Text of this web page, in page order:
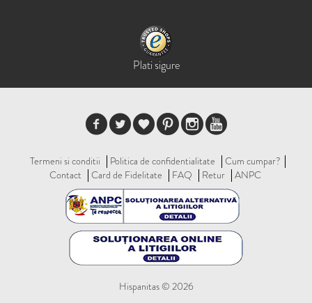
Plati sigure
Termeni si conditii Politica de confidentialitate
Cum cumpar?
Contact
Card de Fidelitate FAQ Retur ANPC
Hispanitas © 2026